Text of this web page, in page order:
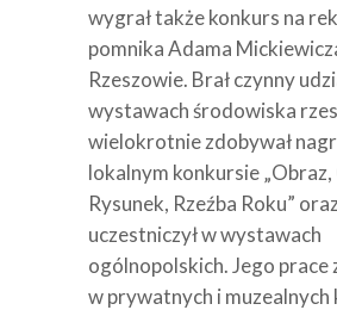
wygrał także konkurs na
pomnika Adama
Rzeszowie. Brał czynny
wystawach środowiska
wielokrotnie zdobywał
lokalnym konkursie
Rysunek, Rzeźba Roku”
uczestniczył w wystawach
ogólnopolskich. Jego prace
w prywatnych i muzealnych